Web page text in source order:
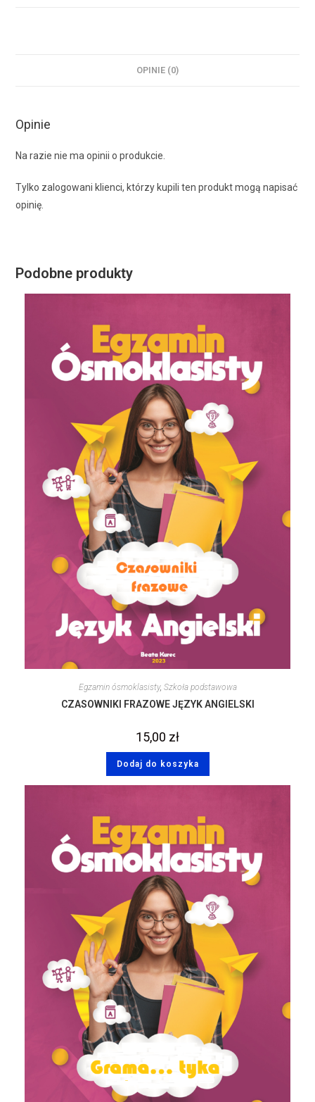
OPINIE (0)
Opinie
Na razie nie ma opinii o produkcie.
Tylko zalogowani klienci, którzy kupili ten produkt mogą napisać
opinię.
Podobne produkty
Egzamin ósmoklasisty, Szkoła podstawowa
CZASOWNIKI FRAZOWE JĘZYK ANGIELSKI
15,00 zł
Dodaj do koszyka